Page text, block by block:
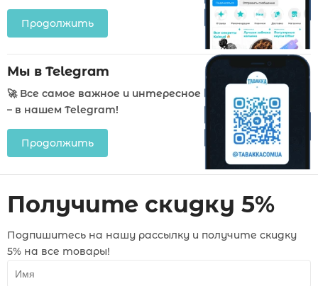
Продолжить
Мы в Telegram
🚀 Все самое важное и интересное
– в нашем Telegram!
Продолжить
Получите скидку 5%
Подпишитесь на нашу рассылку и получите скидку
5% на все товары!